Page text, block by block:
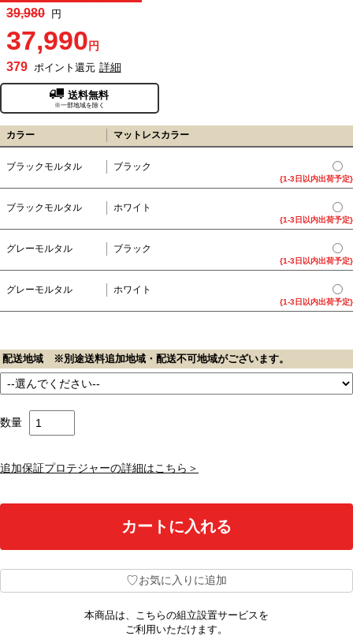
39,980 円
37,990 円
379 ポイント還元 詳細
送料無料
※一部地域を除く
カラー マットレスカラー
ブラックモルタル ブラック
{1-3日以内出荷予定}
ブラックモルタル ホワイト
{1-3日以内出荷予定}
グレーモルタル ブラック
{1-3日以内出荷予定}
グレーモルタル ホワイト
{1-3日以内出荷予定}
配送地域 ※別途送料追加地域・配送不可地域がございます。
数量
追加保証プロテジャーの詳細はこちら＞
♡お気に入りに追加
本商品は、こちらの組立設置サービスを
ご利用いただけます。